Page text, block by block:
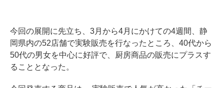
今回の展開に先立ち、3月から4月にかけての4週間、静
岡県内の52店舗で実験販売を行なったところ、40代から
50代の男女を中心に好評で、厨房商品の販売にプラスす
ることとなった。